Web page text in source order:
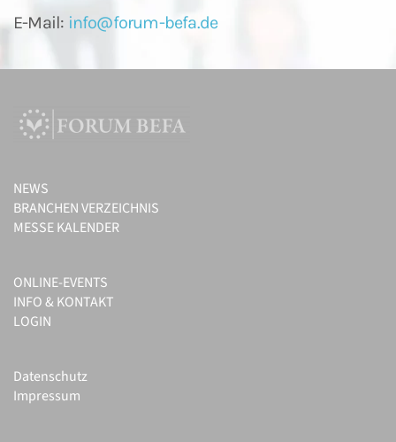
E-Mail: info@forum-befa.de
NEWS
BRANCHEN VERZEICHNIS
MESSE KALENDER
ONLINE-EVENTS
INFO & KONTAKT
LOGIN
Datenschutz
Impressum